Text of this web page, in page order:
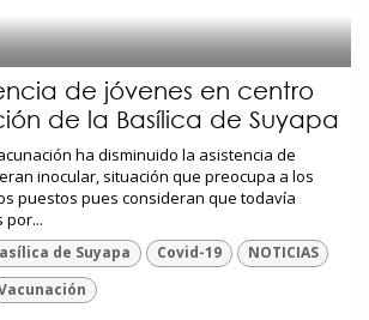
de jóvenes en centro
de la Basílica de Suyapa
ha disminuido la asistencia de
inocular, situación que preocupa a los
puestos pues consideran que todavía
por...
de Suyapa Covid-19
NOTICIAS